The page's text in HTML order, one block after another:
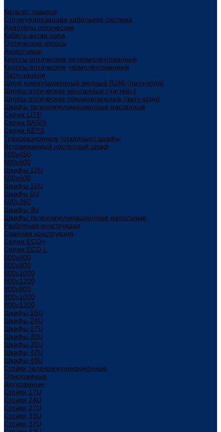
Каталог товаров
Структурированная кабельная система
Адаптеры оптические
Кабель витая пара
Оптические кроссы
Аксессуары
Кроссы оптические неукомплектованные
Кроссы оптические укомплектованные
Патч-панели
Шнур коммутационный медный RJ45 (патч-корд)
Шнуры оптические монтажные (пигтейл)
Шнуры оптические соединительные (патч-корд)
Шкафы телекоммуникационные настенные
Cерия LITE
Cерия BASIS
Cерия KEYS
Трехсекционные (откидные) шкафы
Встраиваемый настенный шкаф
600x450
600x600
Шкафы 12U
600x600
Шкафы 15U
Шкафы 6U
600x350
Шкафы 9U
Шкафы телекоммуникационные напольные
Разборная конструкция
Сварная конструкция
Серия ECO+
Серия ECO L
600x600
600x800
600х1000
600х1200
800x800
800х1000
800х1200
Шкафы 18U
Шкафы 24U
Шкафы 27U
Шкафы 30U
Шкафы 36U
Шкафы 42U
Шкафы 48U
Стойки телекоммуникационные
Однорамные
Двухрамные
Стойки 17U
Стойки 24U
Стойки 27U
Стойки 33U
Стойки 37U